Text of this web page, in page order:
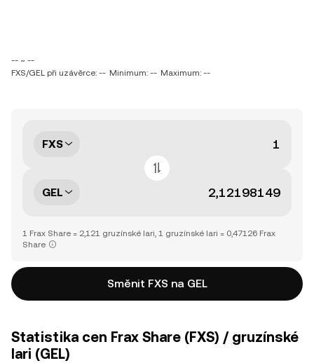
-- ~ --
FXS/GEL při uzávěrce: -- Minimum: -- Maximum: --
FXS
GEL
1 Frax Share = 2,121 gruzínské lari, 1 gruzínské lari = 0,47126 Frax
Share
Směnit FXS na GEL
Statistika cen Frax Share (FXS) / gruzínské
lari (GEL)